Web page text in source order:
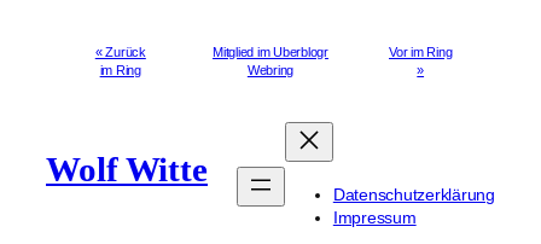
« Zurück
im Ring
Mitglied im Uberblogr
Webring
Vor im Ring
»
Wolf Witte
Datenschutzerklärung
Impressum